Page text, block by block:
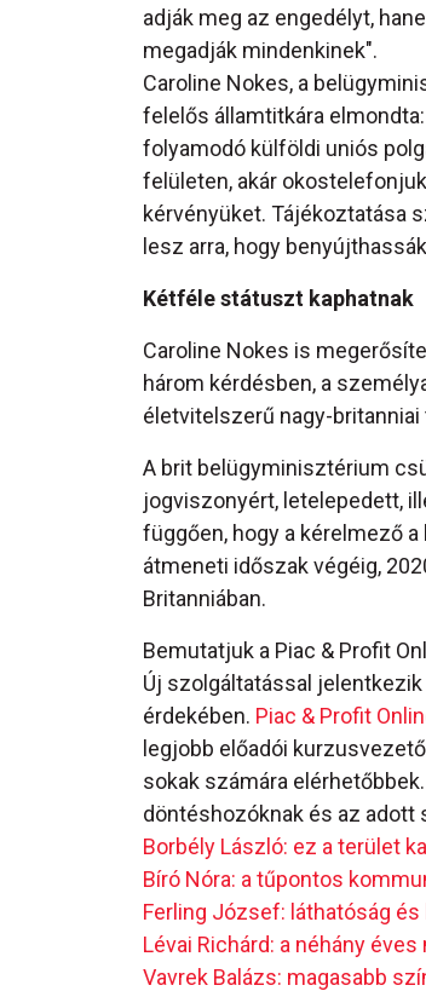
adják meg az engedélyt,
megadják mindenkinek".
Caroline Nokes, a
felelős államtitkára
folyamodó külföldi uniós
felületen, akár
kérvényüket. Tájékoztatása
lesz arra, hogy
Kétféle státuszt kaphatnak
Caroline Nokes is
három kérdésben, a
életvitelszerű nagy-
A brit belügyminisztérium
jogviszonyért, letelepedett,
függően, hogy a kérelmező
átmeneti időszak végéig,
Britanniában.
Bemutatjuk a Piac & Profit
Új szolgáltatással
érdekében. Piac & Profit
legjobb előadói
sokak számára
döntéshozóknak és az adott
Borbély László: ez a terület
Bíró Nóra: a tűpontos
Ferling József: láthatóság
Lévai Richárd: a néhány
Vavrek Balázs: magasabb